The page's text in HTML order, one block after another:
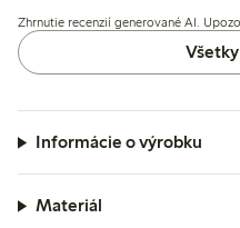
z nich uvádza tenkú látku,
alebo farbu.
Zhrnutie recenzií generované AI.
Informácie o výrobku
Materiál